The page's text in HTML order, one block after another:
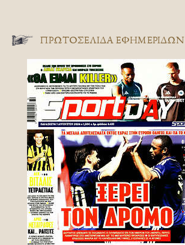
ΠΡΩΤΟΣΈΛΙΔΑ ΕΦΗΜΕΡΊΔΩΝ